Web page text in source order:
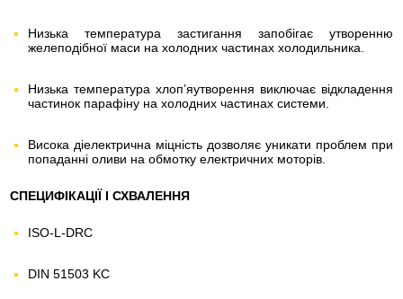
Низька температура застигання запобігає утворенню
желеподібної маси на холодних частинах холодильника.
Низька температура хлоп’яутворення виключає відкладення
частинок парафіну на холодних частинах системи.
Висока діелектрична міцність дозволяє уникати проблем при
попаданні оливи на обмотку електричних моторів.
СПЕЦИФІКАЦІЇ І СХВАЛЕННЯ
ISO-L-DRC
DIN 51503 KC